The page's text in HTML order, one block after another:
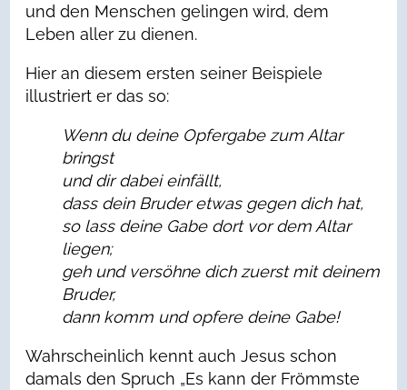
und den Menschen gelingen wird, dem
Leben aller zu dienen.
Hier an diesem ersten seiner Beispiele
illustriert er das so:
Wenn du deine Opfergabe zum Altar
bringst
und dir dabei einfällt,
dass dein Bruder etwas gegen dich hat,
so lass deine Gabe dort vor dem Altar
liegen;
geh und versöhne dich zuerst mit deinem
Bruder,
dann komm und opfere deine Gabe!
Wahrscheinlich kennt auch Jesus schon
damals den Spruch „Es kann der Frömmste